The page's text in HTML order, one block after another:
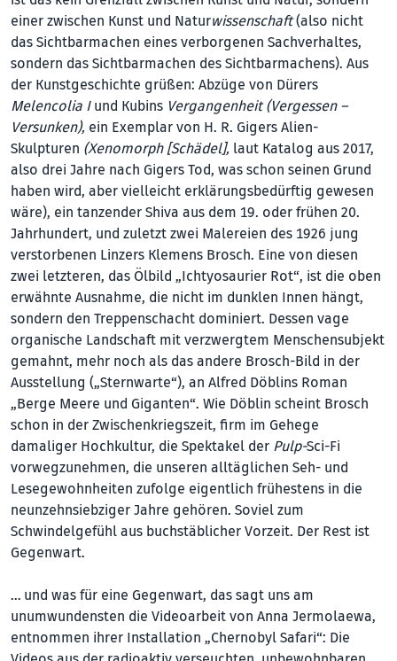
einer zwischen Kunst und Naturwissenschaft(also nicht
das Sichtbarmachen eines verborgenen Sachverhaltes,
sondern das Sichtbarmachen des Sichtbarmachens). Aus
der Kunstgeschichte grüßen: Abzüge von Dürers
Melencolia I und Kubins Vergangenheit (Vergessen –
Versunken), ein Exemplar von H. R. Gigers Alien-
Skulpturen (Xenomorph [Schädel], laut Katalog aus 2017,
also drei Jahre nach Gigers Tod, was schon seinen Grund
haben wird, aber vielleicht erklärungsbedürftig gewesen
wäre), ein tanzender Shiva aus dem 19. oder frühen 20.
Jahrhundert, und zuletzt zwei Malereien des 1926 jung
verstorbenen Linzers Klemens Brosch. Eine von diesen
zwei letzteren, das Ölbild „Ichtyosaurier Rot“, ist die oben
erwähnte Ausnahme, die nicht im dunklen Innen hängt,
sondern den Treppenschacht dominiert. Dessen vage
organische Landschaft mit verzwergtem Menschensubjekt
gemahnt, mehr noch als das andere Brosch-Bild in der
Ausstellung („Sternwarte“), an Alfred Döblins Roman
„Berge Meere und Giganten“. Wie Döblin scheint Brosch
schon in der Zwischenkriegszeit, firm im Gehege
damaliger Hochkultur, die Spektakel der Pulp-Sci-Fi
vorwegzunehmen, die unseren alltäglichen Seh- und
Lesegewohnheiten zufolge eigentlich frühestens in die
neunzehnsiebziger Jah­re gehören. Soviel zum
Schwindelgefühl aus buchstäblicher Vorzeit. Der Rest ist
Gegenwart.
… und was für eine Gegenwart, das sagt uns am
unumwundensten die Videoarbeit von Anna Jermolaewa,
entnommen ihrer Installation „Chernobyl Safari“: Die